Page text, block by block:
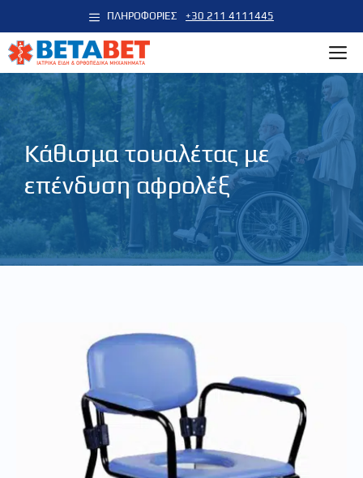
σε
περιεχόμενο
+30 211 4111445
ΠΛΗΡΟΦΟΡΙΕΣ
Κάθισμα τουαλέτας με
επένδυση αφρολέξ